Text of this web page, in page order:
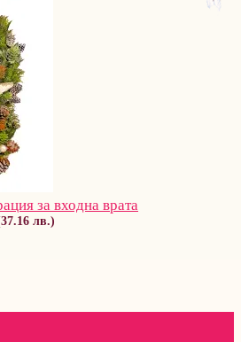
за входна врата
лв.)